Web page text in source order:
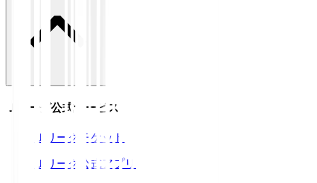
Ｊリーグ公式サービス
Ｊリーグチケット
Ｊリーグ公式アプリ